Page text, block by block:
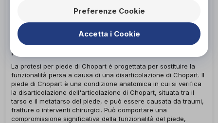
PROTESI PER PIEDE DI CHOPART
La protesi per piede di Chopart è progettata per sostituire la
funzionalità persa a causa di una disarticolazione di Chopart. Il
piede di Chopart è una condizione anatomica in cui si verifica
la disarticolazione dell'articolazione di Chopart, situata tra il
tarso e il metatarso del piede, e può essere causata da traumi,
fratture o interventi chirurgici. Può comportare una
compromissione significativa della funzionalità del piede,
Preferenze Cookie
Accetta i Cookie